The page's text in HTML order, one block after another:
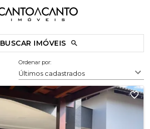
BUSCAR IMÓVEIS
Ordenar por:
Últimos cadastrados